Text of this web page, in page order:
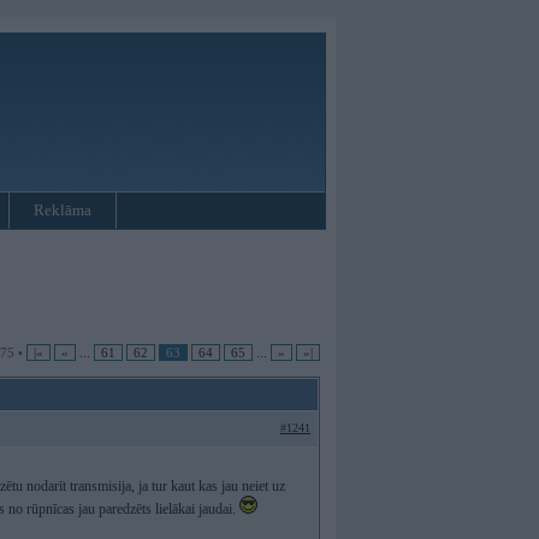
Reklāma
• |« « 61 62 63 64 65 » »|
#1241
nodarīt transmisija, ja tur kaut kas jau neiet uz
rūpnīcas jau paredzēts lielākai jaudai.